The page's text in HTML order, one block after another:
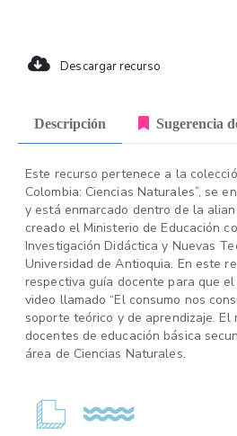
Descargar recurso
Descripción Sugerencia
Este recurso pertenece a la
Colombia: Ciencias Naturales”, se
y está enmarcado dentro de la
creado el Ministerio de Educación
Investigación Didáctica y Nuevas
Universidad de Antioquia. En este
respectiva guía docente para que
video llamado “El consumo nos
soporte teórico y de aprendizaje. El
docentes de educación básica
área de Ciencias Naturales.